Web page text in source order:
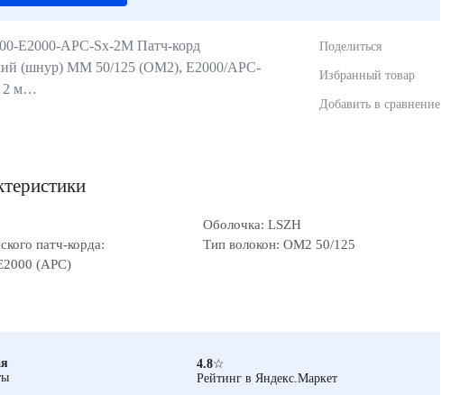
E2000-APC-Sx-2M Патч-корд
(шнур) MM 50/125 (OM2), E2000/APC-
2 м…
Поделиться
Избранный товар
Добавить в сравнение
Оболочка: LSZH
патч-корда:
(APC)
Тип волокон: OM2 50/125
4.8☆
Рейтинг в Яндекс.Маркет